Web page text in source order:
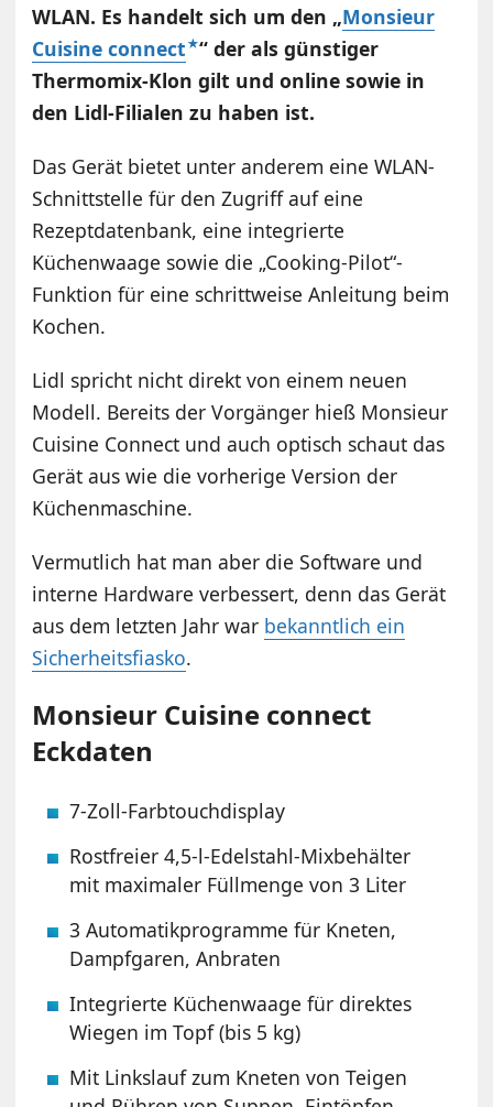
WLAN. Es handelt sich um den „Monsieur
Cuisine connect “ der als günstiger
Thermomix-Klon gilt und online sowie in
den Lidl-Filialen zu haben ist.
Das Gerät bietet unter anderem eine WLAN-
Schnittstelle für den Zugriff auf eine
Rezeptdatenbank, eine integrierte
Küchenwaage sowie die „Cooking-Pilot“-
Funktion für eine schrittweise Anleitung beim
Kochen.
Lidl spricht nicht direkt von einem neuen
Modell. Bereits der Vorgänger hieß Monsieur
Cuisine Connect und auch optisch schaut das
Gerät aus wie die vorherige Version der
Küchenmaschine.
Vermutlich hat man aber die Software und
interne Hardware verbessert, denn das Gerät
aus dem letzten Jahr war bekanntlich ein
Sicherheitsfiasko.
Monsieur Cuisine connect
Eckdaten
7-Zoll-Farbtouchdisplay
Rostfreier 4,5-l-Edelstahl-Mixbehälter
mit maximaler Füllmenge von 3 Liter
3 Automatikprogramme für Kneten,
Dampfgaren, Anbraten
Integrierte Küchenwaage für direktes
Wiegen im Topf (bis 5 kg)
Mit Linkslauf zum Kneten von Teigen